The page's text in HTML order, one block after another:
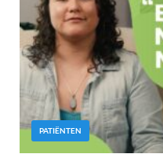
PATIËNTEN